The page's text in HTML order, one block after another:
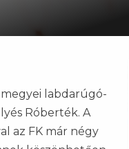
labdarúgó-
Róberték. A
az FK már négy